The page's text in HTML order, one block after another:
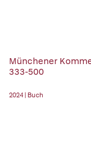
Münchener
333-500
2024 | Buch